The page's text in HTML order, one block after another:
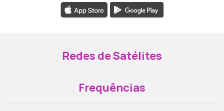
Redes de Satélites
Frequências